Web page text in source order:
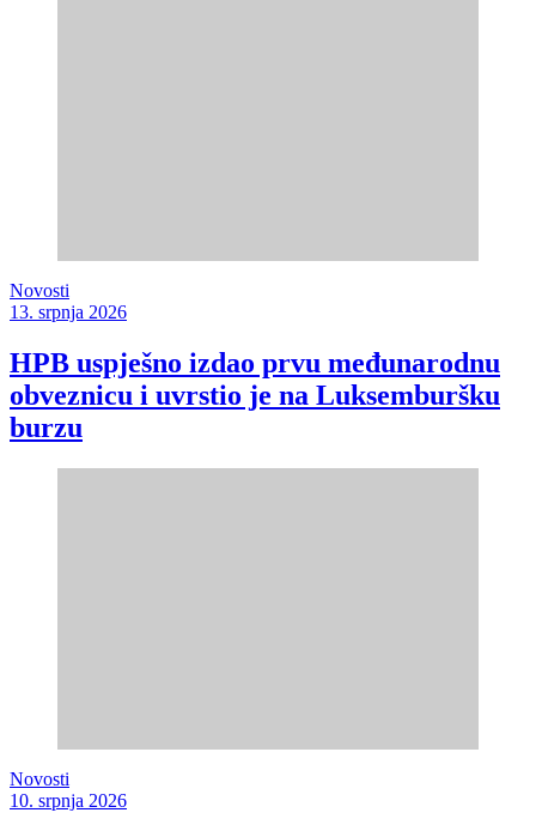
Novosti
13. srpnja 2026
HPB uspješno izdao prvu međunarodnu
obveznicu i uvrstio je na Luksemburšku
burzu
Novosti
10. srpnja 2026